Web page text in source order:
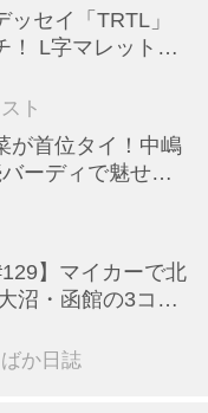
セイ「TRTL」
！ L字マレットか
ト
が首位タイ！中嶋
ーディで魅せた
】マイカーで北
沼・函館の3コー
か日誌